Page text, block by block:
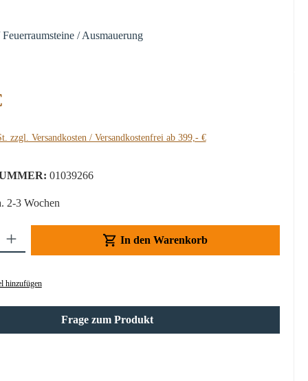
/ Ausmauerung
zzgl. Versandkosten / Versandkostenfrei ab 399,- €
01039266
2-3 Wochen
den gewünschten Wert ein oder benutze die Schaltflächen um die Anzahl
In den Warenkorb
hinzufügen
Frage zum Produkt